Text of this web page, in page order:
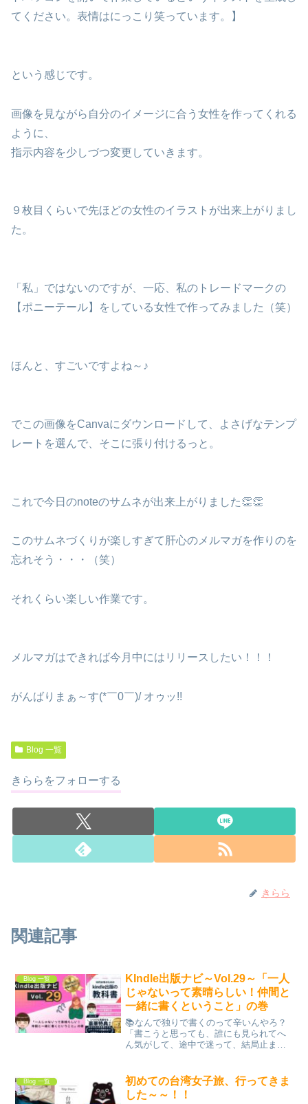
てください。表情はにっこり笑っています。】
という感じです。
画像を見ながら自分のイメージに合う女性を作ってくれる
ように、
指示内容を少しづつ変更していきます。
９枚目くらいで先ほどの女性のイラストが出来上がりまし
た。
「私」ではないのですが、一応、私のトレードマークの
【ポニーテール】をしている女性で作ってみました（笑）
ほんと、すごいですよね～♪
でこの画像をCanvaにダウンロードして、よさげなテンプ
レートを選んで、そこに張り付けるっと。
これで今日のnoteのサムネが出来上がりました👏👏
このサムネづくりが楽しすぎて肝心のメルマガを作りのを
忘れそう・・・（笑）
それくらい楽しい作業です。
メルマガはできれば今月中にはリリースしたい！！！
がんばりまぁ～す(*￣0￣)/ オゥッ!!
Blog 一覧
きららをフォローする
きらら
関連記事
Blog 一覧
KIndle出版ナビ～Vol.29～「一人
じゃないって素晴らしい！仲間と
一緒に書くということ」の巻
📚なんで独りで書くのって辛いんやろ？
「書こうと思っても、誰にも見られてへ
ん気がして、途中で迷って、結局止ま
かってに打っては、自分が出版した本の
売れ行きが気になって、Am...
Blog 一覧
初めての台湾女子旅、行ってきま
した～～！！